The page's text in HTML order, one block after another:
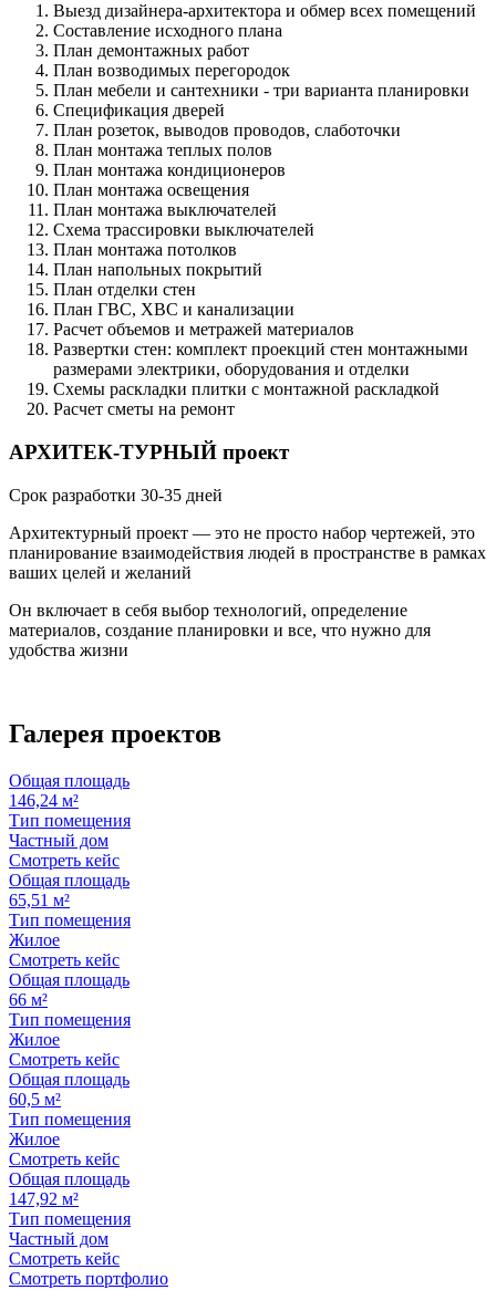
Выезд дизайнера-архитектора и обмер всех помещений
Составление исходного плана
План демонтажных работ
План возводимых перегородок
План мебели и сантехники - три варианта планировки
Спецификация дверей
План розеток, выводов проводов, слаботочки
План монтажа теплых полов
План монтажа кондиционеров
План монтажа освещения
План монтажа выключателей
Схема трассировки выключателей
План монтажа потолков
План напольных покрытий
План отделки стен
План ГВС, ХВС и канализации
Расчет объемов и метражей материалов
Развертки стен: комплект проекций стен монтажными
размерами электрики, оборудования и отделки
Схемы раскладки плитки с монтажной раскладкой
Расчет сметы на ремонт
АРХИТЕК-ТУРНЫЙ проект
Срок разработки 30-35 дней
Архитектурный проект — это не просто набор чертежей, это
планирование взаимодействия людей в пространстве в рамках
ваших целей и желаний
Он включает в себя выбор технологий, определение
материалов, создание планировки и все, что нужно для
удобства жизни
Галерея проектов
Общая площадь
146,24 м²
Тип помещения
Частный дом
Смотреть кейс
Общая площадь
65,51 м²
Тип помещения
Жилое
Смотреть кейс
Общая площадь
66 м²
Тип помещения
Жилое
Смотреть кейс
Общая площадь
60,5 м²
Тип помещения
Жилое
Смотреть кейс
Общая площадь
147,92 м²
Тип помещения
Частный дом
Смотреть кейс
Смотреть портфолио